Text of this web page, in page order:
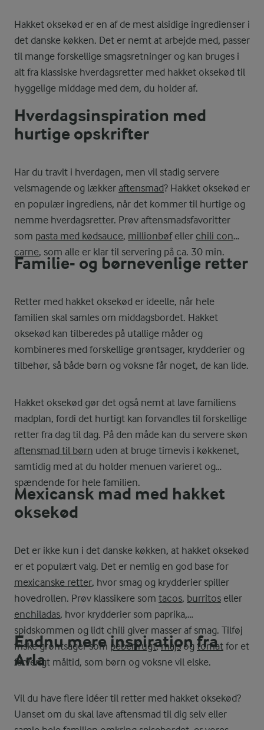
Hakket oksekød er en af de mest alsidige ingredienser i
det danske køkken. Det er nemt at arbejde med, passer
til mange forskellige smagsretninger og kan bruges i
alt fra klassiske hverdagsretter med hakket oksekød til
hyggelige middage med dem, du holder af.
Hverdagsinspiration med
hurtige opskrifter
Har du travlt i hverdagen, men vil stadig servere
velsmagende og lækker aftensmad? Hakket oksekød er
en populær ingrediens, når det kommer til hurtige og
nemme hverdagsretter. Prøv aftensmadsfavoritter
som pasta med kødsauce, millionbøfeller chili con
carne, som alle er klar til servering på ca. 30 min.
Familie- og børnevenlige retter
Retter med hakket oksekød er ideelle, når hele
familien skal samles om middagsbordet. Hakket
oksekød kan tilberedes på utallige måder og
kombineres med forskellige grøntsager, krydderier og
tilbehør, så både børn og voksne får noget, de kan lide.
Hakket oksekød gør det også nemt at lave familiens
madplan, fordi det hurtigt kan forvandles til forskellige
retter fra dag til dag. På den måde kan du servere skøn
aftensmad til børn uden at bruge timevis i køkkenet,
samtidig med at du holder menuen varieret og
spændende for hele familien.
Mexicansk mad med hakket
oksekød
Det er ikke kun i det danske køkken, at hakket oksekød
er et populært valg. Det er nemlig en god base for
mexicanske retter, hvor smag og krydderier spiller
hovedrollen. Prøv klassikere som tacos, burritos eller
enchiladas, hvor krydderier som paprika,
spidskommen og lidt chili giver masser af smag. Tilføj
friske grøntsager som peberfrugt,majsog tomat for et
farverigt måltid, som børn og voksne vil elske.
Endnu mere inspiration fra
Arla
Vil du have flere idéer til retter med hakket oksekød?
Uanset om du skal lave aftensmad til dig selv eller